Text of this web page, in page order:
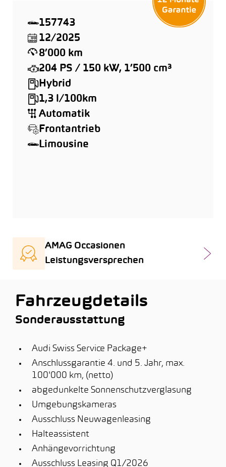
157743
12/2025
8’000 km
204 PS / 150 kW, 1’500 cm³
Hybrid
1,3 l/100km
Automatik
Frontantrieb
Limousine
AMAG Occasionen
Leistungsversprechen
Fahrzeugdetails
Sonderausstattung
Audi Swiss Service Package+
Anschlussgarantie 4. und 5. Jahr, max.
100'000 km, (netto)
abgedunkelte Sonnenschutzverglasung
Umgebungskameras
Ausschluss Neuwagenleasing
Halteassistent
Anhängevorrichtung
Ausschluss Leasing Q1/2026